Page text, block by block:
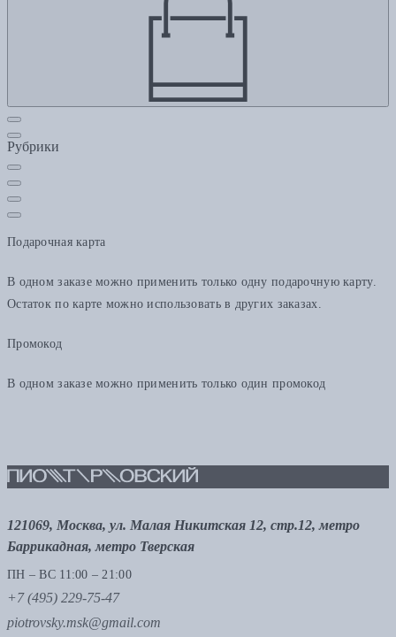
Рубрики
Подарочная карта
В одном заказе можно применить только одну подарочную карту.
Остаток по карте можно использовать в других заказах.
Промокод
В одном заказе можно применить только один промокод
121069, Москва, ул. Малая Никитская 12, стр.12, метро
Баррикадная, метро Тверская
ПН – ВС 11:00 – 21:00
+7 (495) 229-75-47
piotrovsky.msk@gmail.com